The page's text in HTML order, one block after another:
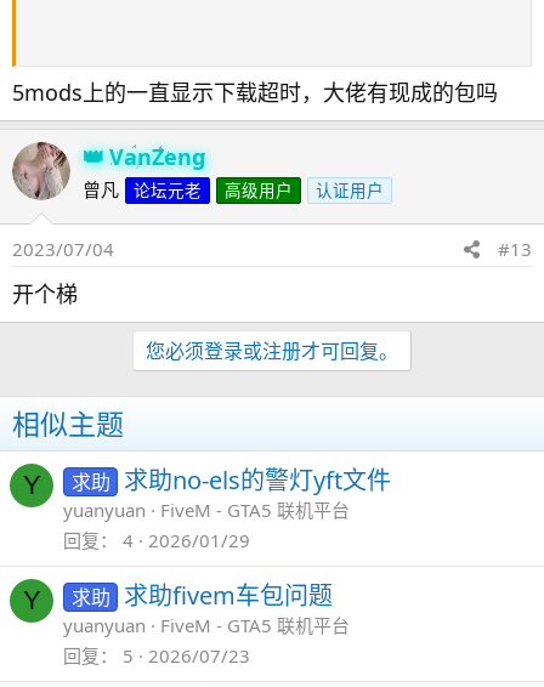
5mods上的一直显示下载超时，大佬有现成的包吗
VanZeng
曾凡 论坛元老 高级用户 认证用户
2023/07/04 #13
开个梯
您必须登录或注册才可回复。
相似主题
Y 求助 求助no-els的警灯yft文件
yuanyuan
FiveM - GTA5 联机平台
回复
4 2026/01/29
Y 求助 求助fivem车包问题
yuanyuan
FiveM - GTA5 联机平台
回复
5 2026/07/23